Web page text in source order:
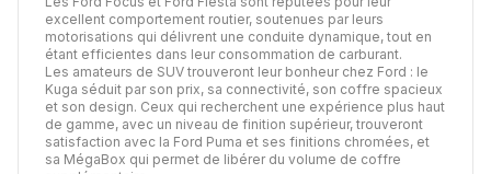
excellent comportement routier, soutenues par leurs
motorisations qui délivrent une conduite dynamique, tout en
étant efficientes dans leur consommation de carburant.
Les amateurs de SUV trouveront leur bonheur chez Ford : le
Kuga séduit par son prix, sa connectivité, son coffre spacieux
et son design. Ceux qui recherchent une expérience plus haut
de gamme, avec un niveau de finition supérieur, trouveront
satisfaction avec la Ford Puma et ses finitions chromées, et
sa MégaBox qui permet de libérer du volume de coffre